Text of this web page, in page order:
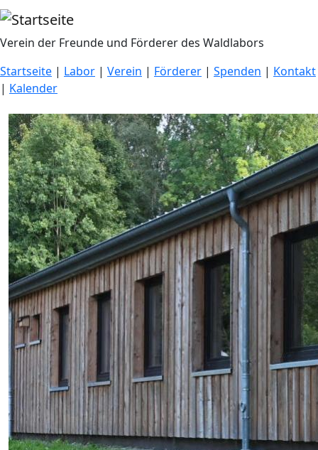
Direkt zum Inhalt
Verein der Freunde und Förderer des Waldlabors
Startseite | Labor | Verein | Förderer | Spenden | Kontakt
| Kalender